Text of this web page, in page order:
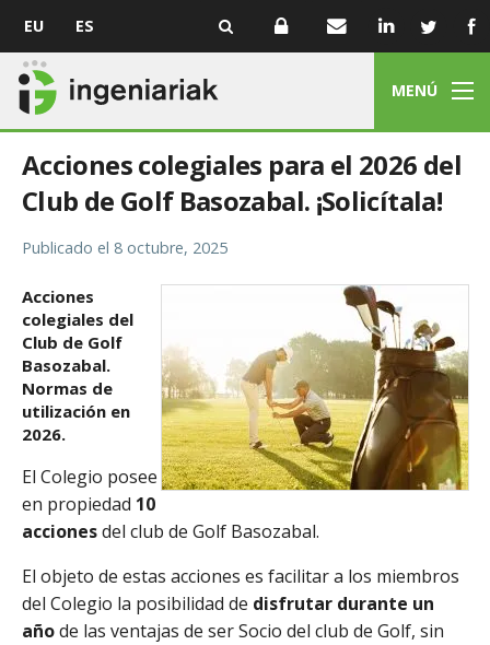
EU ES
MENÚ
Acciones colegiales para el 2026 del
Club de Golf Basozabal. ¡Solicítala!
Publicado el 8 octubre, 2025
Acciones
colegiales del
Club de Golf
Basozabal.
Normas de
utilización en
2026.
El Colegio posee
en propiedad 10
accionesdel club de Golf Basozabal.
El objeto de estas acciones es facilitar a los miembros
del Colegio la posibilidad de disfrutar durante un
añode las ventajas de ser Socio del club de Golf, sin